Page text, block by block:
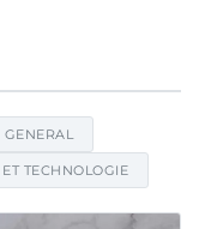
GENERAL
TECHNOLOGIE